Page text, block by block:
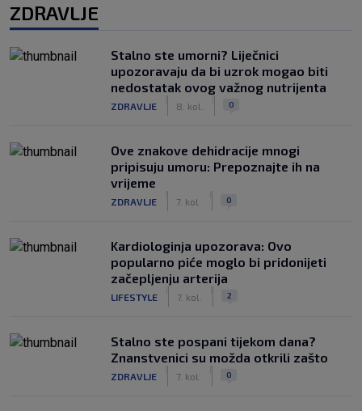
ZDRAVLJE
Stalno ste umorni? Liječnici
upozoravaju da bi uzrok mogao biti
nedostatak ovog važnog nutrijenta
ZDRAVLJE 8. kol. 0
Ove znakove dehidracije mnogi
pripisuju umoru: Prepoznajte ih na
vrijeme
ZDRAVLJE 7. kol. 0
Kardiologinja upozorava: Ovo
popularno piće moglo bi pridonijeti
začepljenju arterija
LIFESTYLE 7. kol. 2
Stalno ste pospani tijekom dana?
Znanstvenici su možda otkrili zašto
ZDRAVLJE 7. kol. 0